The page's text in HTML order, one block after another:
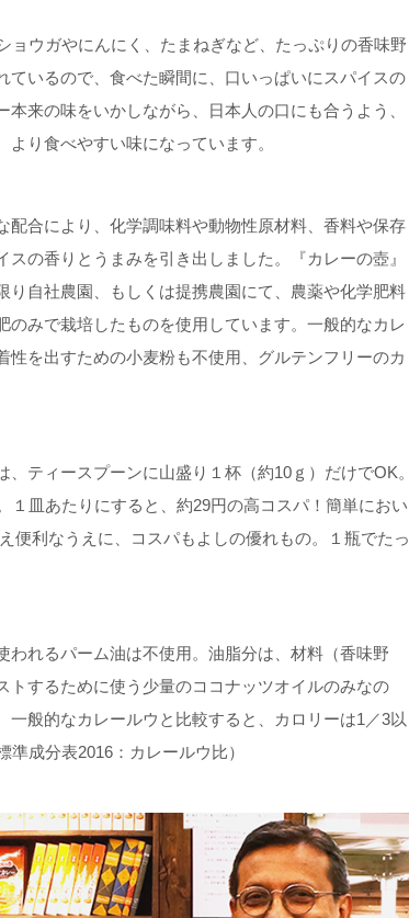
ョウガやにんにく、たまねぎなど、たっぷりの香味野
ているので、食べた瞬間に、口いっぱいにスパイスの
来の味をいかしながら、日本人の口にも合うよう、
り食べやすい味になっています。
配合により、化学調味料や動物性原材料、香料や保存
の香りとうまみを引き出しました。『カレーの壺』
り自社農園、もしくは提携農園にて、農薬や化学肥料
のみで栽培したものを使用しています。一般的なカレ
性を出すための小麦粉も不使用、グルテンフリーのカ
ティースプーンに山盛り１杯（約10ｇ）だけでOK。
１皿あたりにすると、約29円の高コスパ！簡単におい
便利なうえに、コスパもよしの優れもの。１瓶でたっ
われるパーム油は不使用。油脂分は、材料（香味野
トするために使う少量のココナッツオイルのみなの
一般的なカレールウと比較すると、カロリーは1／3以
成分表2016：カレールウ比）